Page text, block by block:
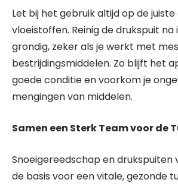
Let bij het gebruik altijd op de
vloeistoffen. Reinig de drukspuit
grondig, zeker als je werkt met
bestrijdingsmiddelen. Zo blijft het
goede conditie en voorkom je
mengingen van middelen.
Samen een Sterk Team voor de
Snoeigereedschap en drukspuiten
de basis voor een vitale, gezonde